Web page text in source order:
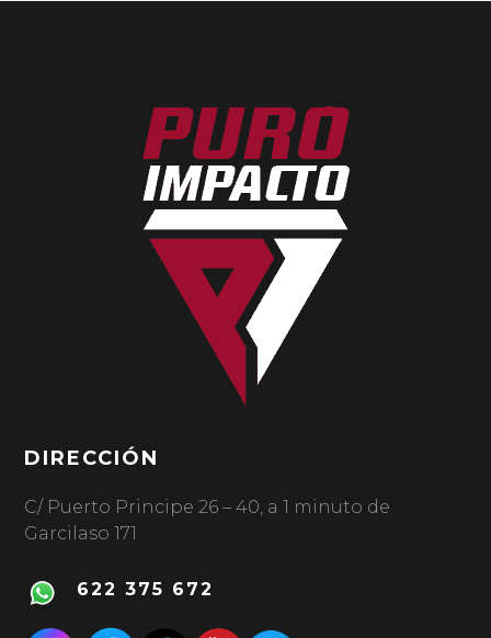
DIRECCIÓN
C/ Puerto Principe 26 – 40, a 1 minuto de
Garcilaso 171
622 375 672